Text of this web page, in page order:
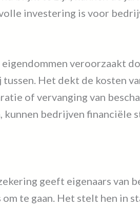
investering is voor
veroorzaakt
Het dekt de kosten
of vervanging van
bedrijven
geeft eigenaars van
te gaan. Het stelt hen in